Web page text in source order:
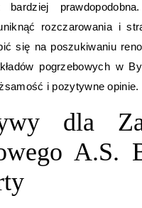
rozczarowania i
się na poszukiwaniu
pogrzebowych w
i pozytywne opinie.
dla
A.S.